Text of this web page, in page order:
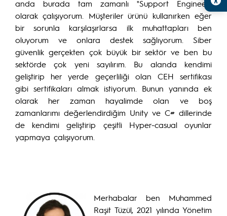
anda burada tam zamanlı "Support Engineer"
olarak çalışıyorum. Müşteriler ürünü kullanırken eğer
bir sorunla karşılaşırlarsa ilk muhattapları ben
oluyorum ve onlara destek sağlıyorum. Siber
güvenlik gerçekten çok büyük bir sektör ve ben bu
sektörde çok yeni sayılırım. Bu alanda kendimi
geliştirip her yerde geçerliliği olan CEH sertifikası
gibi sertifikaları almak istiyorum. Bunun yanında ek
olarak her zaman hayalimde olan ve boş
zamanlarımı değerlendirdiğim Unity ve C# dillerinde
de kendimi geliştirip çeşitli Hyper-casual oyunlar
yapmaya çalışıyorum.
Merhabalar ben Muhammed
Raşit Tüzül, 2021 yılında Yönetim